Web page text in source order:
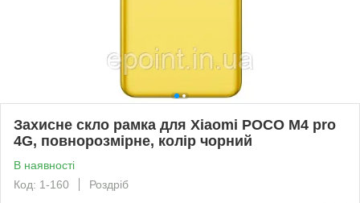
Захисне скло рамка для Xiaomi POCO M4 pro
4G, повнорозмірне, колір чорний
В наявності
Код: 1-160
Роздріб